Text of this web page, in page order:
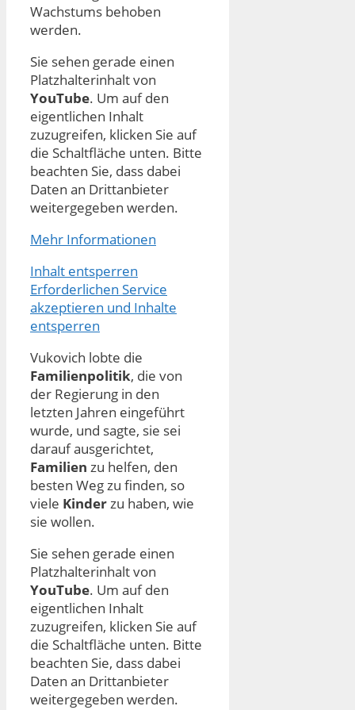
Wachstums behoben
werden.
Sie sehen gerade einen
Platzhalterinhalt von
YouTube. Um auf den
eigentlichen Inhalt
zuzugreifen, klicken Sie auf
die Schaltfläche unten. Bitte
beachten Sie, dass dabei
Daten an Drittanbieter
weitergegeben werden.
Mehr Informationen
Inhalt entsperren
Erforderlichen Service
akzeptieren und Inhalte
entsperren
Vukovich lobte die
Familienpolitik, die von
der Regierung in den
letzten Jahren eingeführt
wurde, und sagte, sie sei
darauf ausgerichtet,
Familien zu helfen, den
besten Weg zu finden, so
viele Kinderzu haben, wie
sie wollen.
Sie sehen gerade einen
Platzhalterinhalt von
YouTube. Um auf den
eigentlichen Inhalt
zuzugreifen, klicken Sie auf
die Schaltfläche unten. Bitte
beachten Sie, dass dabei
Daten an Drittanbieter
weitergegeben werden.